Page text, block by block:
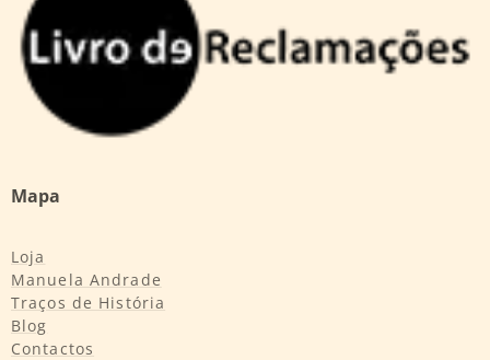
Mapa
Loja
Manuela Andrade
Traços de História
Blog
Contactos